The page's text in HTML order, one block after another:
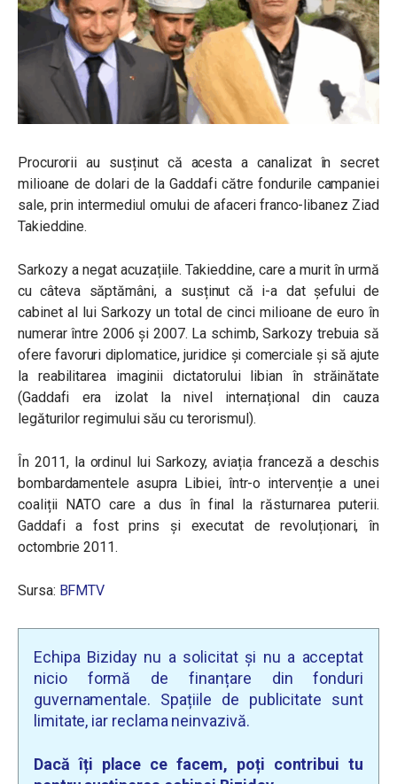
Procurorii au susținut că acesta a canalizat în secret
milioane de dolari de la Gaddafi către fondurile campaniei
sale, prin intermediul omului de afaceri franco-libanez Ziad
Takieddine.
Sarkozy a negat acuzațiile. Takieddine, care a murit în urmă
cu câteva săptămâni, a susținut că i-a dat șefului de
cabinet al lui Sarkozy un total de cinci milioane de euro în
numerar între 2006 și 2007. La schimb, Sarkozy trebuia să
ofere favoruri diplomatice, juridice și comerciale și să ajute
la reabilitarea imaginii dictatorului libian în străinătate
(Gaddafi era izolat la nivel internațional din cauza
legăturilor regimului său cu terorismul).
În 2011, la ordinul lui Sarkozy, aviația franceză a deschis
bombardamentele asupra Libiei, într-o intervenție a unei
coaliții NATO care a dus în final la răsturnarea puterii.
Gaddafi a fost prins și executat de revoluționari, în
octombrie 2011.
Sursa: BFMTV
Echipa Biziday nu a solicitat și nu a acceptat
nicio formă de finanțare din fonduri
guvernamentale. Spațiile de publicitate sunt
limitate, iar reclama neinvazivă.
Dacă îți place ce facem, poți contribui tu